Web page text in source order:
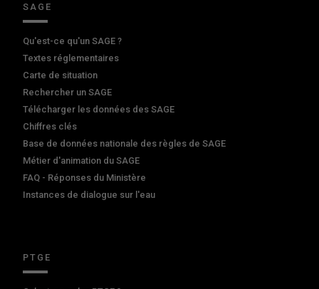
SAGE
Qu'est-ce qu'un SAGE ?
Textes réglementaires
Carte de situation
Rechercher un SAGE
Télécharger les données des SAGE
Chiffres clés
Base de données nationale des règles de SAGE
Métier d'animation du SAGE
FAQ - Réponses du Ministère
Instances de dialogue sur l'eau
PTGE